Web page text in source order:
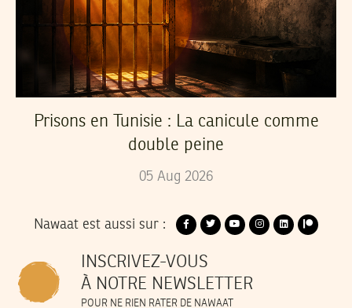
Prisons en Tunisie : La canicule comme
double peine
05 Aug 2026
Nawaat est aussi sur :
INSCRIVEZ-VOUS
À NOTRE NEWSLETTER
POUR NE RIEN RATER DE NAWAAT